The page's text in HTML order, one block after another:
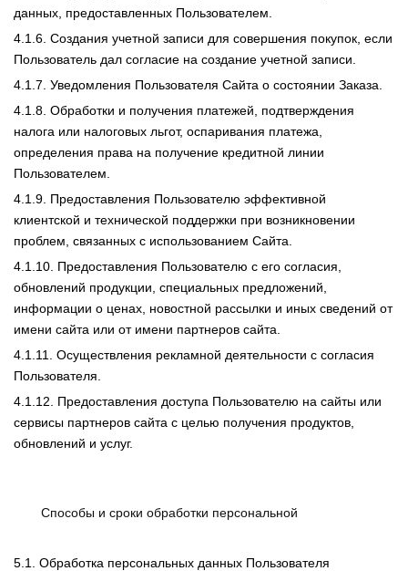
данных, предоставленных Пользователем.
4.1.6. Создания учетной записи для совершения покупок, если
Пользователь дал согласие на создание учетной записи.
4.1.7. Уведомления Пользователя Сайта о состоянии Заказа.
4.1.8. Обработки и получения платежей, подтверждения
налога или налоговых льгот, оспаривания платежа,
определения права на получение кредитной линии
Пользователем.
4.1.9. Предоставления Пользователю эффективной
клиентской и технической поддержки при возникновении
проблем, связанных с использованием Сайта.
4.1.10. Предоставления Пользователю с его согласия,
обновлений продукции, специальных предложений,
информации о ценах, новостной рассылки и иных сведений от
имени сайта или от имени партнеров сайта.
4.1.11. Осуществления рекламной деятельности с согласия
Пользователя.
4.1.12. Предоставления доступа Пользователю на сайты или
сервисы партнеров сайта с целью получения продуктов,
обновлений и услуг.
Способы и сроки обработки персональной
5.1. Обработка персональных данных Пользователя